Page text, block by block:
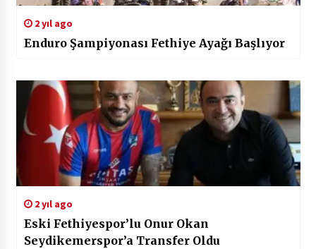
2 yıl ago
Enduro Şampiyonası Fethiye Ayağı Başlıyor
2 yıl ago
Eski Fethiyespor’lu Onur Okan
Seydikemerspor’a Transfer Oldu